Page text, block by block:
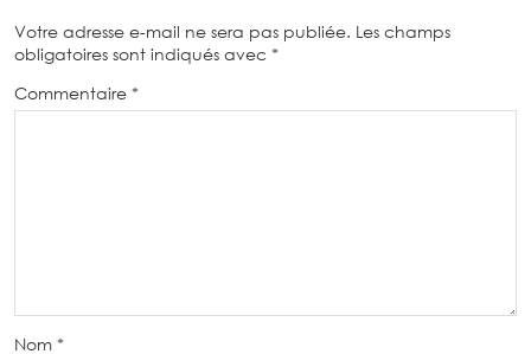
Votre adresse e-mail ne sera pas publiée. Les champs
obligatoires sont indiqués avec *
Commentaire *
Nom *